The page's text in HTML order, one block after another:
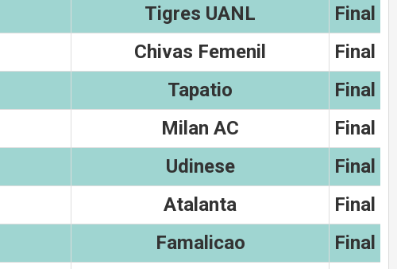
Tigres UANL
Final
Chivas Femenil
Final
Tapatio
Final
Milan AC
Final
Udinese
Final
Atalanta
Final
Famalicao
Final